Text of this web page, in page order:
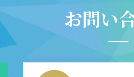
お問い